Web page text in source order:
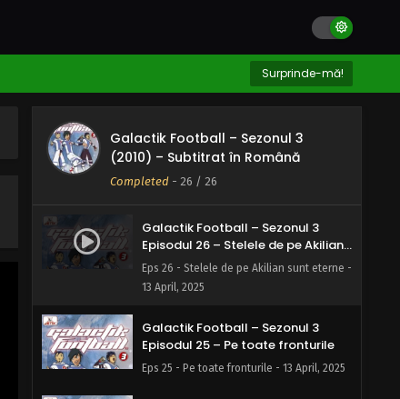
Surprinde-mă!
Galactik Football – Sezonul 3
(2010) – Subtitrat în Română
Completed - 26 / 26
Galactik Football – Sezonul 3
Episodul 26 – Stelele de pe Akilian
sunt eterne
Eps 26 - Stelele de pe Akilian sunt eterne -
13 April, 2025
Galactik Football – Sezonul 3
Episodul 25 – Pe toate fronturile
Eps 25 - Pe toate fronturile - 13 April, 2025